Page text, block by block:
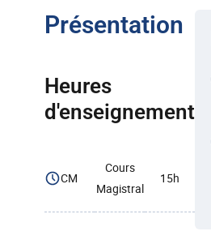
Présentation
Heures
d'enseignement
CM
Cours
Magistral
15h